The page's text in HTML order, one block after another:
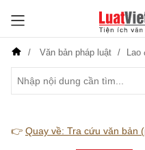
Văn bản pháp luật Lao
👉 Quay về: Tra cứu văn bản